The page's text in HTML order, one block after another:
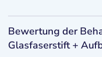
Bewertung der
Glasfaserstift +